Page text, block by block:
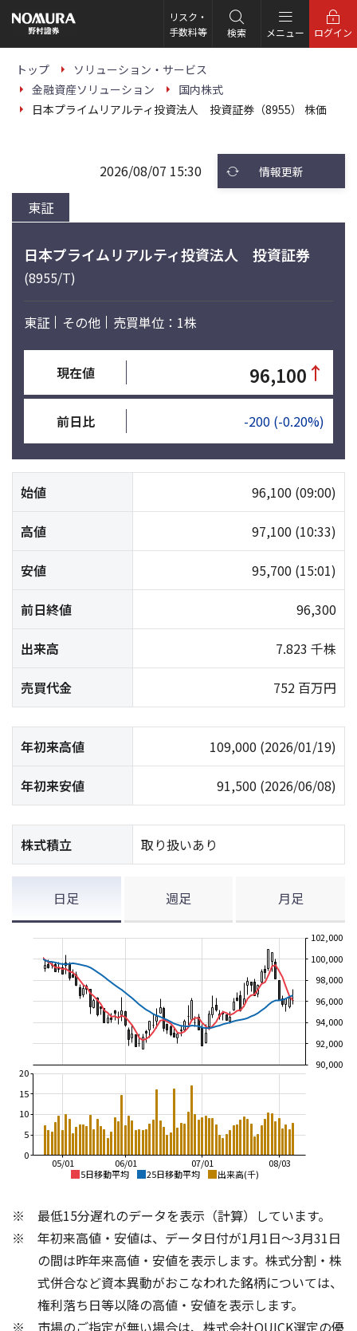
の
ー
リスク・
手数料等
検索 メニュー ログイン
トップ
ソリューション・サービス
金融資産ソリューション
国内株式
日本プライムリアルティ投資法人 投資証券（8955） 株価
東証
2026/08/07 15:30 情報更新
日本プライムリアルティ投資法人 投資証券
(8955/T)
東証 その他 売買単位：1株
現在値 96,100 ↑
前日比 -200 (-0.20%)
始値 96,100 (09:00)
高値 97,100 (10:33)
安値 95,700 (15:01)
前日終値 96,300
出来高 7.823 千株
売買代金 752 百万円
年初来高値 109,000 (2026/01/19)
年初来安値 91,500 (2026/06/08)
株式積立 取り扱いあり
日足 週足 月足
5日移動平均 25日移動平均 出来高(千)
08/03
07/01
06/01
05/01
90,000
92,000
94,000
96,000
98,000
100,000
102,000
0
5
10
15
20
80,000
90,000
95,000
100,000
105,000
70,000
90,000
100,000
110,000
最低15分遅れのデータを表示（計算）しています。
年初来高値・安値は、データ日付が1月1日～3月31日
の間は昨年来高値・安値を表示します。株式分割・株
式併合など資本異動がおこなわれた銘柄については、
権利落ち日等以降の高値・安値を表示します。
市場のご指定が無い場合は、株式会社QUICK選定の優